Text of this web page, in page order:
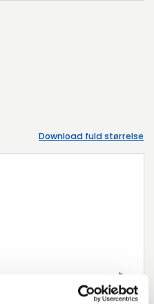
Download fuld størrelse